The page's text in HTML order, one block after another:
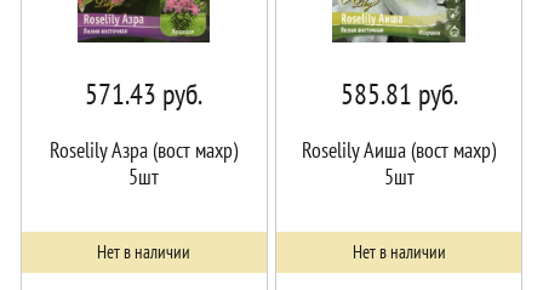
571.43 руб.
Roselily Азра (вост махр)
5шт
Нет в наличии
585.81 руб.
Roselily Аиша (вост махр)
5шт
Нет в наличии